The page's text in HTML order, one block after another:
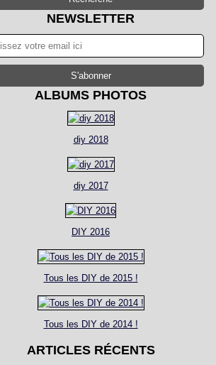
NEWSLETTER
ALBUMS PHOTOS
diy 2018
diy 2017
DIY 2016
Tous les DIY de 2015 !
Tous les DIY de 2014 !
ARTICLES RÉCENTS